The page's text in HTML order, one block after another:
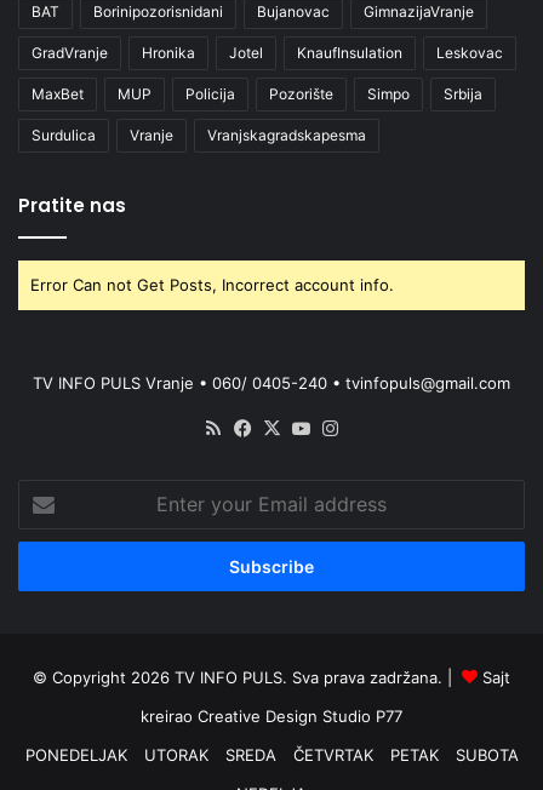
BAT Borinipozorisnidani Bujanovac GimnazijaVranje
GradVranje Hronika Jotel KnaufInsulation Leskovac
MaxBet MUP Policija Pozorište Simpo Srbija
Surdulica Vranje Vranjskagradskapesma
Pratite nas
Error Can not Get Posts, Incorrect account info.
TV INFO PULS Vranje • 060/ 0405-240 • tvinfopuls@gmail.com
RSS Facebook
X YouTube
your
Email
© Copyright 2026 TV INFO PULS. Sva prava zadržana. |
Sajt
kreirao Creative Design Studio P77
PONEDELJAK
UTORAK SREDA ČETVRTAK PETAK
SUBOTA